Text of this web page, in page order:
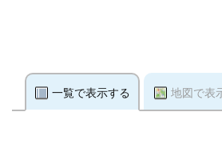
一覧で表示する 地図で表